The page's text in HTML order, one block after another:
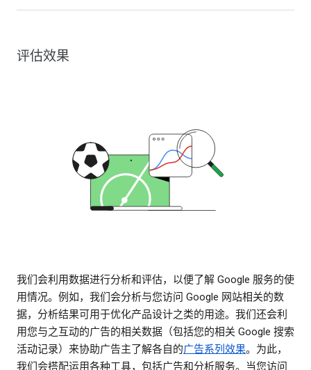
评估效果
我们会利用数据进行分析和评估，以便了解 Google 服务的使
用情况。例如，我们会分析与您访问 Google 网站相关的数
据，分析结果可用于优化产品设计之类的用途。我们还会利
用您与之互动的广告的相关数据（包括您的相关 Google 搜索
活动记录）来协助广告主了解各自的广告系列效果。为此，
我们会搭配运用各种工具，包括广告和分析服务。当您访问